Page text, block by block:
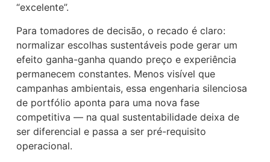
“excelente”.
Para tomadores de decisão, o recado é claro:
normalizar escolhas sustentáveis pode gerar um
efeito ganha-ganha quando preço e experiência
permanecem constantes. Menos visível que
campanhas ambientais, essa engenharia silenciosa
de portfólio aponta para uma nova fase
competitiva — na qual sustentabilidade deixa de
ser diferencial e passa a ser pré-requisito
operacional.